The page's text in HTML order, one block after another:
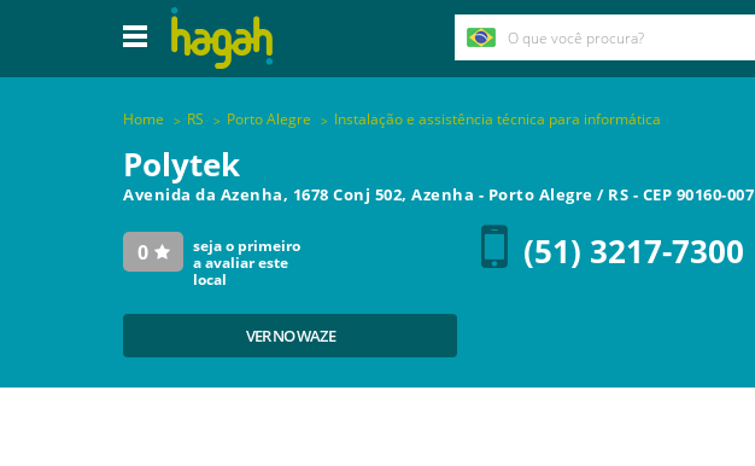
Home RS Porto Alegre Instalação e assistência técnica para informática
Polytek
Avenida da Azenha, 1678 Conj 502, Azenha - Porto Alegre / RS - CEP 90160-007
0
seja o primeiro
a avaliar este
local
(51) 3217-7300
VER NO WAZE